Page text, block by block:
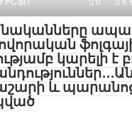
ԻՆՖՈ
0 6
կարելի է
և